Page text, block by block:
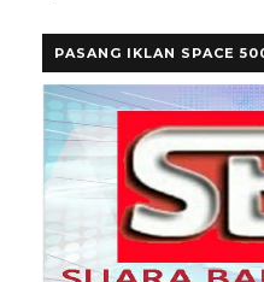
PASANG IKLAN SPACE